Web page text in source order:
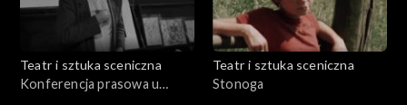
Teatr i sztuka sceniczna
Konferencja prasowa u
Teatr i sztuka sceniczna
Stonoga